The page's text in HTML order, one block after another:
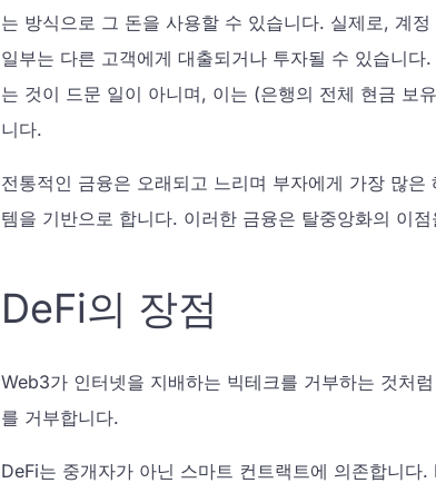
는 방식으로 그 돈을 사용할 수 있습니다. 실제로, 계
일부는 다른 고객에게 대출되거나 투자될 수 있습니
는 것이 드문 일이 아니며, 이는 (은행의 전체 현금 보
니다.
전통적인 금융은 오래되고 느리며 부자에게 가장 많
템을 기반으로 합니다. 이러한 금융은 탈중앙화의 이
DeFi의 장점
Web3가 인터넷을 지배하는 빅테크를 거부하는 것처
를 거부합니다.
DeFi는 중개자가 아닌 스마트 컨트랙트에 의존합니